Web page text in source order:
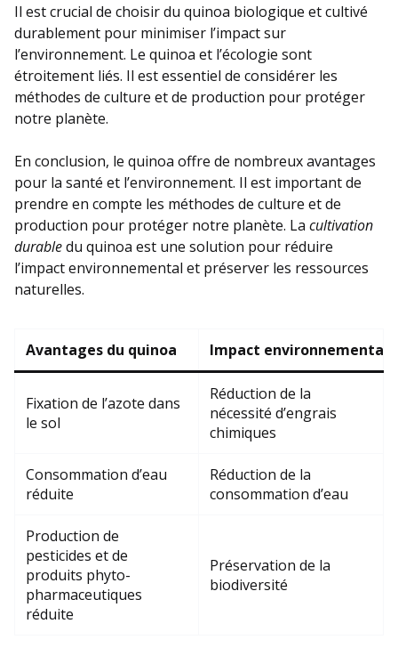
Il est crucial de choisir du quinoa biologique et cultivé
durablement pour minimiser l’impact sur
l’environnement. Le quinoa et l’écologie sont
étroitement liés. Il est essentiel de considérer les
méthodes de culture et de production pour protéger
notre planète.
En conclusion, le quinoa offre de nombreux avantages
pour la santé et l’environnement. Il est important de
prendre en compte les méthodes de culture et de
production pour protéger notre planète. La cultivation
durabledu quinoa est une solution pour réduire
l’impact environnemental et préserver les ressources
naturelles.
Avantages du quinoa Impact environnemental
Fixation de l’azote dans
le sol
Réduction de la
nécessité d’engrais
chimiques
Consommation d’eau
réduite
Réduction de la
consommation d’eau
Production de
pesticides et de
produits phyto-
pharmaceutiques
réduite
Préservation de la
biodiversité